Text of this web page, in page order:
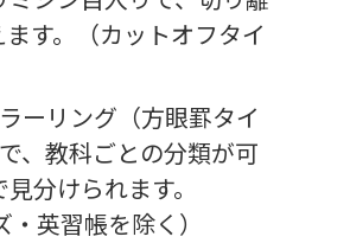
ます。（カットオフタイ
ーリング（方眼罫タイ
、教科ごとの分類が可
分けられます。
・英習帳を除く）